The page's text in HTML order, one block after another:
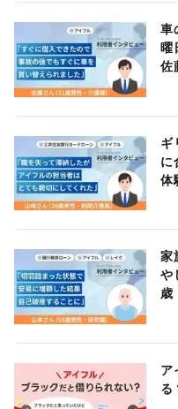
車
曜
佐
ギ
に
体
家
や
歳
ア
る